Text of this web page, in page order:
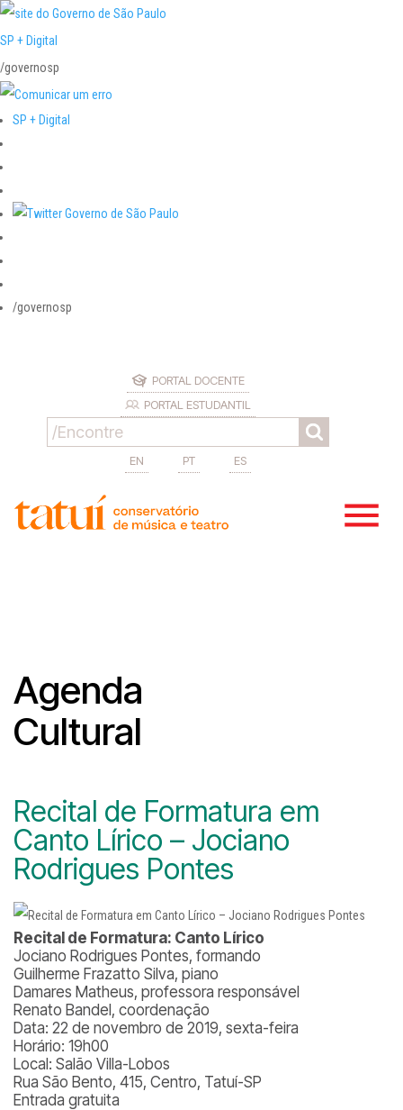
SP + Digital
/governosp
SP + Digital
/governosp
PORTAL DOCENTE
PORTAL ESTUDANTIL
EN PT ES
Agenda
Cultural
Recital de Formatura em
Canto Lírico – Jociano
Rodrigues Pontes
Recital de Formatura: Canto Lírico
Jociano Rodrigues Pontes, formando
Guilherme Frazatto Silva, piano
Damares Matheus, professora responsável
Renato Bandel, coordenação
Data: 22 de novembro de 2019, sexta-feira
Horário: 19h00
Local: Salão Villa-Lobos
Rua São Bento, 415, Centro, Tatuí-SP
Entrada gratuita